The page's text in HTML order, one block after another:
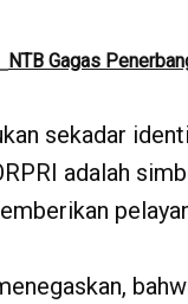
NTB Gagas
sekadar
adalah